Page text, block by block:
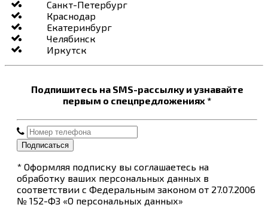
Санкт-Петербург
Краснодар
Екатеринбург
Челябинск
Иркутск
Подпишитесь на SMS-рассылку и узнавайте
первым о спецпредложениях *
Подписаться
* Оформляя подписку вы соглашаетесь на
обработку ваших персональных данных в
соответствии с Федеральным законом от 27.07.2006
№ 152-ФЗ «О персональных данных»